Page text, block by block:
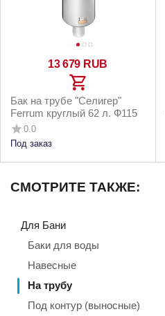
13 679 RUB
Бак на трубе "Селигер"
Ferrum круглый 62 л. Ф115
0.0
Под заказ
СМОТРИТЕ ТАКЖЕ:
Для Бани
Баки для воды
Навесные
На трубу
Под контур (выносные)